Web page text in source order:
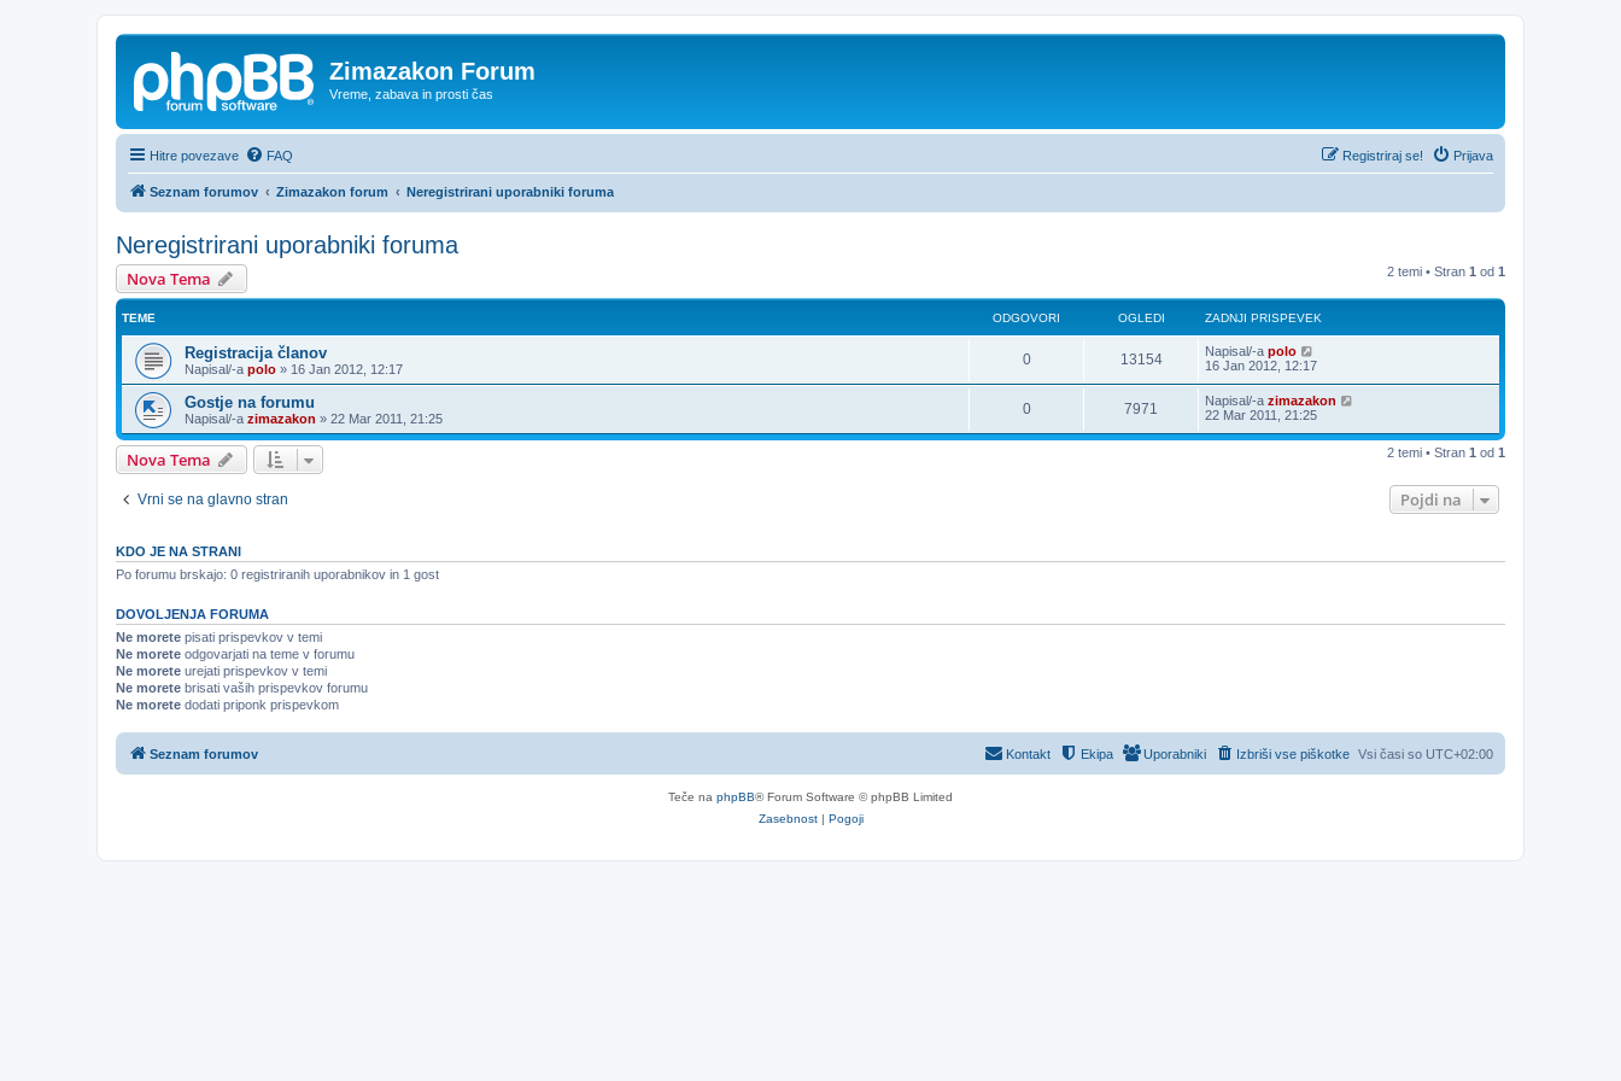
Zimazakon Forum
Vreme, zabava in prosti čas
Hitre povezave FAQ Prijava
Registriraj se!
Seznam forumov Zimazakon forum Neregistrirani uporabniki foruma
Neregistrirani uporabniki foruma
Nova Tema 2 temi • Stran 1 od 1
TEME ODGOVORI OGLEDI ZADNJI PRISPEVEK
Registracija članov
Napisal/-a polo » 16 Jan 2012, 12:17
0 13154 Napisal/-a polo
16 Jan 2012, 12:17
Gostje na forumu
Napisal/-a zimazakon » 22 Mar 2011, 21:25
0 7971 Napisal/-a zimazakon
22 Mar 2011, 21:25
Nova Tema 2 temi • Stran 1 od 1
Vrni se na glavno stran Pojdi na
KDO JE NA STRANI
Po forumu brskajo: 0 registriranih uporabnikov in 1 gost
DOVOLJENJA FORUMA
Ne morete pisati prispevkov v temi
Ne morete odgovarjati na teme v forumu
Ne morete urejati prispevkov v temi
Ne morete brisati vaših prispevkov forumu
Ne morete dodati priponk prispevkom
Seznam forumov Vsi časi so UTC+02:00
Izbriši vse piškotke
Uporabniki
Ekipa
Kontakt
Teče na phpBB® Forum Software © phpBB Limited
Zasebnost| Pogoji